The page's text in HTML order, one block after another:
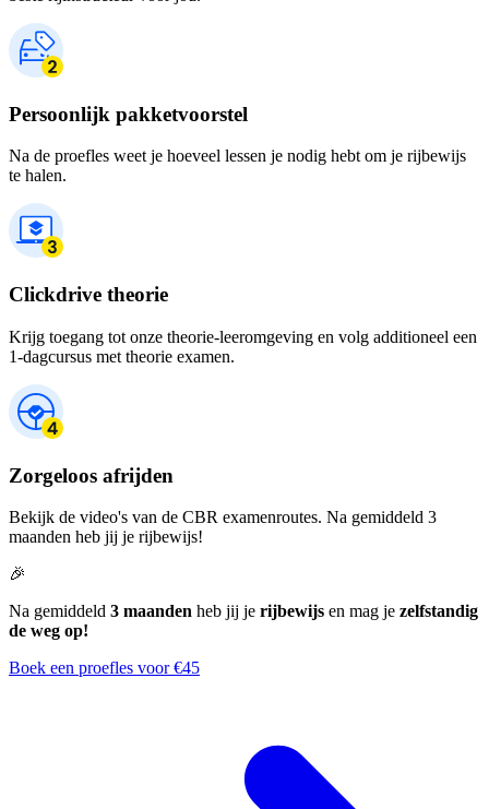
Persoonlijk pakketvoorstel
Na de proefles weet je hoeveel lessen je nodig hebt om je rijbewijs
te halen.
Clickdrive theorie
Krijg toegang tot onze theorie-leeromgeving en volg additioneel een
1-dagcursus met theorie examen.
Zorgeloos afrijden
Bekijk de video's van de CBR examenroutes. Na gemiddeld 3
maanden heb jij je rijbewijs!
🎉
Na gemiddeld 3 maanden heb jij je rijbewijs en mag je zelfstandig
de weg op!
Boek een proefles voor €45